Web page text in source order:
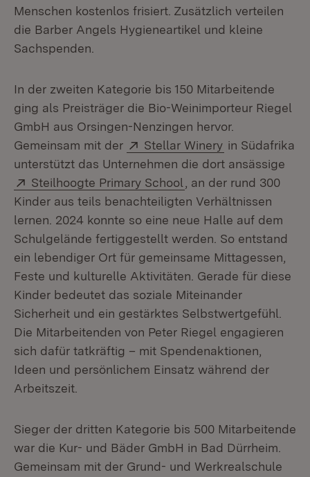
Menschen kostenlos frisiert. Zusätzlich verteilen
die Barber Angels Hygieneartikel und kleine
Sachspenden.
In der zweiten Kategorie bis 150 Mitarbeitende
ging als Preisträger die Bio-Weinimporteur Riegel
GmbH aus Orsingen-Nenzingen hervor.
Gemeinsam mit der
Extern:
Stellar Winery (Öffnet in
in Südafrika
unterstützt das Unternehmen die dort ansässige
Extern:
Steilhoogte Primary School (Öffnet in neuem
, an der rund 300
Kinder aus teils benachteiligten Verhältnissen
lernen. 2024 konnte so eine neue Halle auf dem
Schulgelände fertiggestellt werden. So entstand
ein lebendiger Ort für gemeinsame Mittagessen,
Feste und kulturelle Aktivitäten. Gerade für diese
Kinder bedeutet das soziale Miteinander
Sicherheit und ein gestärktes Selbstwertgefühl.
Die Mitarbeitenden von Peter Riegel engagieren
sich dafür tatkräftig – mit Spendenaktionen,
Ideen und persönlichem Einsatz während der
Arbeitszeit.
Sieger der dritten Kategorie bis 500 Mitarbeitende
war die Kur- und Bäder GmbH in Bad Dürrheim.
Gemeinsam mit der Grund- und Werkrealschule